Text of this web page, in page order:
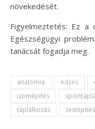
növekedését.
Figyelmeztetés: Ez a
Egészségügyi
tanácsát fogadja meg.
anatómia edzés
izomépítés
táplálkozás
testépítés